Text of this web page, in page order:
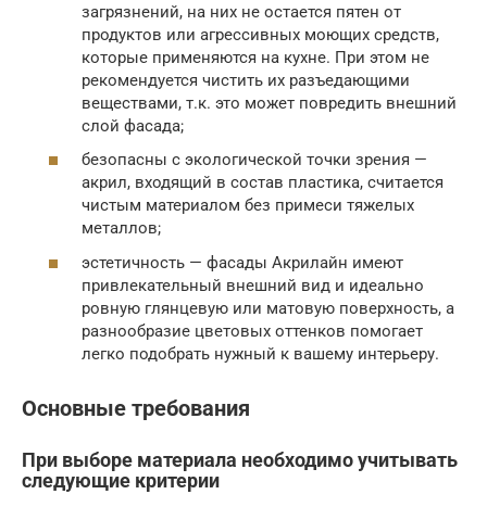
загрязнений, на них не остается пятен от
продуктов или агрессивных моющих средств,
которые применяются на кухне. При этом не
рекомендуется чистить их разъедающими
веществами, т.к. это может повредить внешний
слой фасада;
безопасны с экологической точки зрения —
акрил, входящий в состав пластика, считается
чистым материалом без примеси тяжелых
металлов;
эстетичность — фасады Акрилайн имеют
привлекательный внешний вид и идеально
ровную глянцевую или матовую поверхность, а
разнообразие цветовых оттенков помогает
легко подобрать нужный к вашему интерьеру.
Основные требования
При выборе материала необходимо учитывать
следующие критерии